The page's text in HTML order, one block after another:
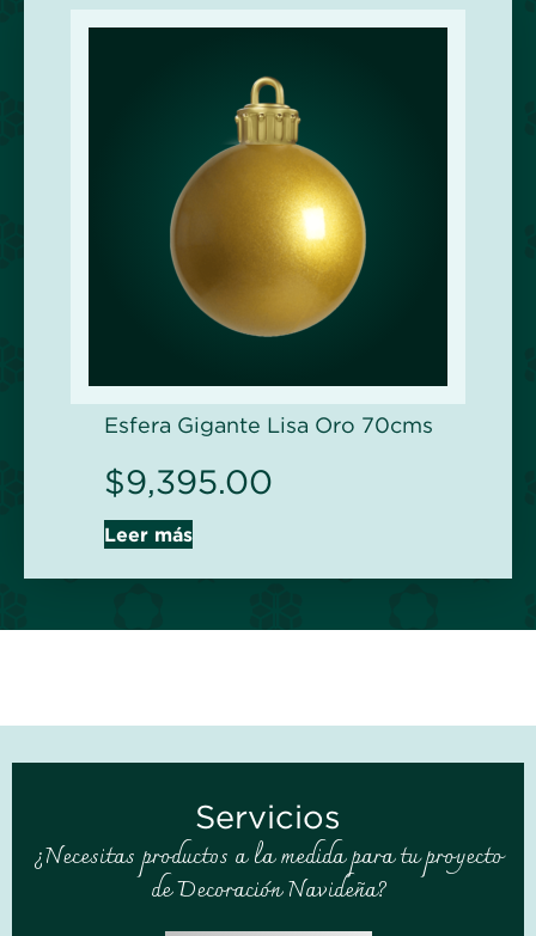
Esfera Gigante Lisa Oro 70cms
$9,395.00
Leer más
Servicios
¿Necesitas productos a la medida para tu proyecto
de Decoración Navideña?